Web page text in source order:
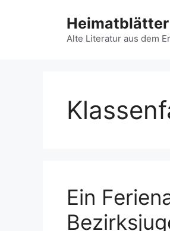
Heimatblätter
Alte Literatur aus dem
Ein